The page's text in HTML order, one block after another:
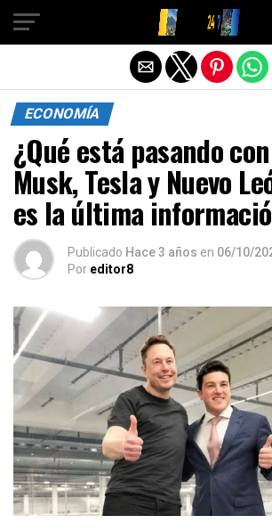
ECONOMÍA
¿Qué está pasando
Musk, Tesla y Nuevo
es la última
Publicado Hace 3 años en 06/10/
Por editor8
Salir de la versión móvil